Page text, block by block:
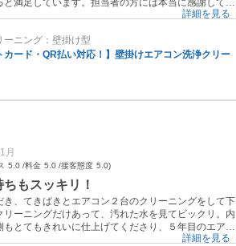
満足しています。担当者の方には本当に感謝してい
詳細を見る
ーニング：壁掛け型
カード・QR払い対応！】壁掛けエアコン洗浄クリー
月
5.0 料金 5.0 接客態度 5.0
もスッキリ！
き、てきぱきとエアコン２台のクリーニングをして下
ーニングだけあって、汚れた水を見てビックリ。内
とてもきれいに仕上げてくださり、５年目のエアコ
た。本格的な寒さが来る前に、きれいにしていただい
詳細を見る